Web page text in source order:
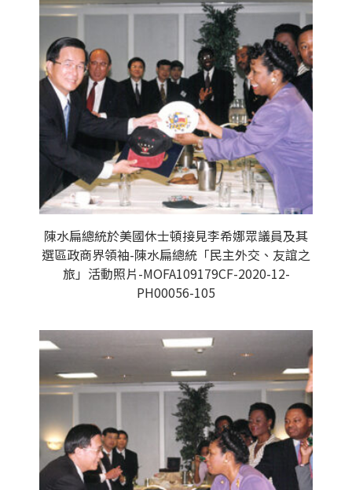
陳水扁總統於美國休士頓接見李希娜眾議員及其
選區政商界領袖-陳水扁總統「民主外交、友誼之
旅」活動照片-MOFA109179CF-2020-12-
PH00056-105